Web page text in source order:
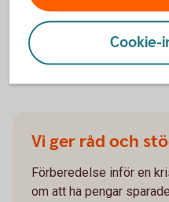
Ny rapport Finansiell
allmänhetenssyn
Vi ger råd och
Förberedelse inför en
om att ha pengar
Cookie-